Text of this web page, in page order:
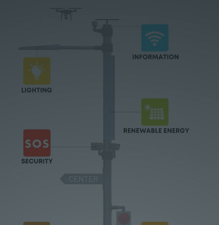
Lieferprogramm